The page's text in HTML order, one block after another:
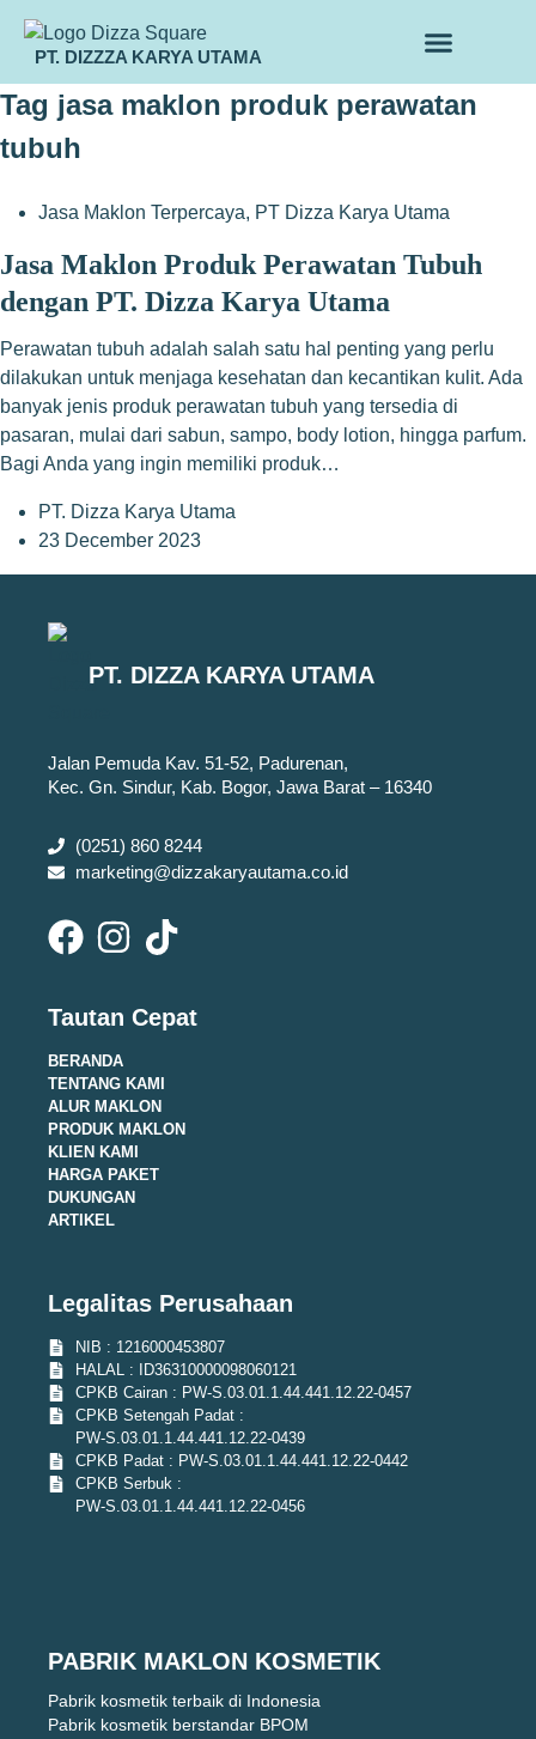
PT. DIZZZA KARYA UTAMA
Tag jasa maklon produk perawatan
tubuh
Jasa Maklon Terpercaya, PT Dizza Karya Utama
Jasa Maklon Produk Perawatan Tubuh
dengan PT. Dizza Karya Utama
Perawatan tubuh adalah salah satu hal penting yang perlu
dilakukan untuk menjaga kesehatan dan kecantikan kulit. Ada
banyak jenis produk perawatan tubuh yang tersedia di
pasaran, mulai dari sabun, sampo, body lotion, hingga parfum.
Bagi Anda yang ingin memiliki produk…
PT. Dizza Karya Utama
23 December 2023
PT. DIZZA KARYA UTAMA
Jalan Pemuda Kav. 51-52, Padurenan,
Kec. Gn. Sindur, Kab. Bogor, Jawa Barat – 16340
(0251) 860 8244
marketing@dizzakaryautama.co.id
Tautan Cepat
BERANDA
TENTANG KAMI
ALUR MAKLON
PRODUK MAKLON
KLIEN KAMI
HARGA PAKET
DUKUNGAN
ARTIKEL
Legalitas Perusahaan
NIB : 1216000453807
HALAL : ID36310000098060121
CPKB Cairan : PW-S.03.01.1.44.441.12.22-0457
CPKB Setengah Padat :
PW-S.03.01.1.44.441.12.22-0439
CPKB Padat : PW-S.03.01.1.44.441.12.22-0442
CPKB Serbuk :
PW-S.03.01.1.44.441.12.22-0456
PABRIK MAKLON KOSMETIK
Pabrik kosmetik terbaik di Indonesia
Pabrik kosmetik berstandar BPOM